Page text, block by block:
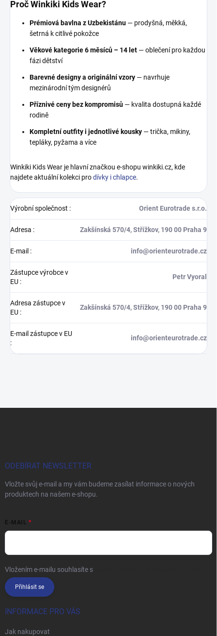
Proč Winkiki Kids Wear?
Prémiová bavlna z Uzbekistánu — prodyšná, měkká,
šetrná k citlivé pokožce
Věkové kategorie 6 měsíců – 14 let — oblečení pro každou
fázi dětství
Barevné designy a originální vzory — navrhuje
mezinárodní tým designérů
Příznivé ceny bez kompromisů — kvalita dostupná každé
rodině
Kompletní outfity i jednotlivé kousky — trička, mikiny,
tepláky, pyžama a více
Winkiki Kids Wear je hlavní značkou e-shopu winkiki.cz, kde
najdete aktuální kolekci prodívky i chlapce.
Výrobní společnost : Orient Eurotrade s.r.o.
Adresa : Zakšínská 570/4, Střížkov, 190 00 Praha 9
E-mail : info@orienteurotrade.cz
Zástupce výrobce v
EU :
Petr Vyoral
Adresa zástupce v
EU :
Zakšínská 570/4, Střížkov, 190 00 Praha 9
E-mail zástupce v EU
:
info@orienteurotrade.cz
ODEBÍRAT NEWSLETTER
Vložte svůj e-mail a my vám budeme zasílat informace o nových
produktech na našem e-shopu.
E-MAIL
Vložením e-mailu souhlasíte s
Přihlásit se
INFORMACE PRO VÁS
Jak nakupovat